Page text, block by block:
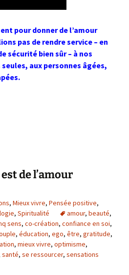
pour donner de l’amour
pas de rendre service – en
sécurité bien sûr – à nos
aux personnes âgées,
de l’amour
, Mieux vivre, Pensée positive,
, Spiritualité amour, beauté,
sens, co-création, confiance en soi,
, éducation, ego, être, gratitude,
, mieux vivre, optimisme,
santé, se ressourcer, sensations